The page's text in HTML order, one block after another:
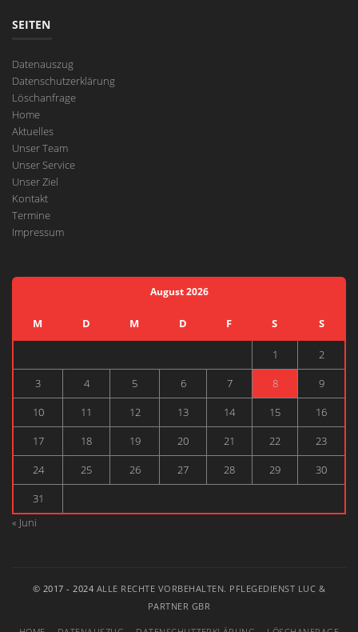
SEITEN
Datenauszug
Datenschutzerklärung
Löschanfrage
Home
Aktuelles
Unser Team
Unser Service
Unser Ziel
Kontakt
Termine
Impressum
August 2026
M D M D F S S
1
2
3
4 5 6 7 8
9
10
11 12 13 14 15
16
17
18 19 20 21 22
23
24
25 26 27 28 29
30
31
« Juni
© 2017 - 2024 ALLE RECHTE VORBEHALTEN. PFLEGEDIENST LUC &
PARTNER GBR